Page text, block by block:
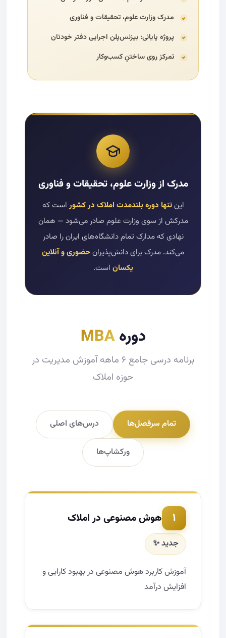
مدرک وزارت علوم، تحقیقات و فناوری
پروژه پایانی: بیزنس‌پلن اجرایی دفتر خودتان
تمرکز روی ساختنِ کسب‌وکار
مدرک از وزارت علوم، تحقیقات و فناوری
اینتنها دوره بلندمدت املاک در کشوراست که
مدرکش از سوی وزارت علوم صادر می‌شود — همان
نهادی که مدارک تمام دانشگاه‌های ایران را صادر
می‌کند. مدرک برای دانش‌پذیرانحضوری و آنلاین
یکسان است.
دورهMBA
برنامه درسی جامع ۶ ماهه آموزش مدیریت در
حوزه املاک
تمام سرفصل‌ها درس‌های اصلی
ورکشاپ‌ها
۱ هوش مصنوعی در املاک
جدید ✨
آموزش کاربرد هوش مصنوعی در بهبود کارایی و
افزایش درآمد